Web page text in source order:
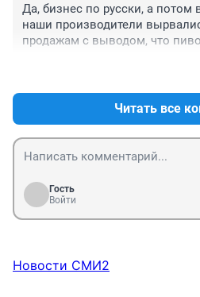
Да, бизнес по русски, а потом
наши производители
продажам с выводом, что
сравниваться с западной и
вывод в статье верный, кто
хорошее зарубежное пиво,
остальные как пили местные
Читать все
Гость
Войти
Новости СМИ2